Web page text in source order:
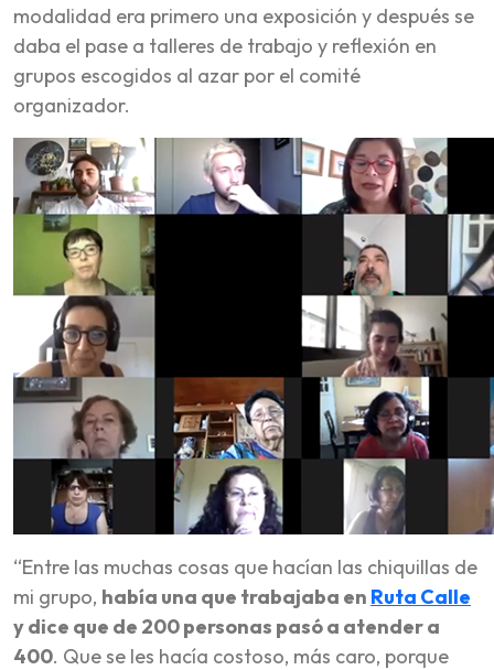
modalidad era primero una exposición y después se
daba el pase a talleres de trabajo y reflexión en
grupos escogidos al azar por el comité
organizador.
“Entre las muchas cosas que hacían las chiquillas de
mi grupo, había una que trabajaba en Ruta Calle
y dice que de 200 personas pasó a atender a
400. Que se les hacía costoso, más caro, porque